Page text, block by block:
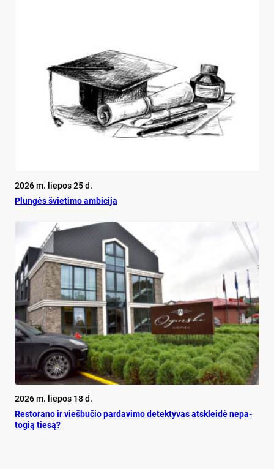
2026 m. liepos 25 d.
Plun­gės švie­ti­mo am­bi­ci­ja
2026 m. liepos 18 d.
Res­to­ra­no ir vieš­bu­čio par­da­vi­mo de­tek­ty­vas at­sklei­dė ne­pa­
to­gią tie­są?